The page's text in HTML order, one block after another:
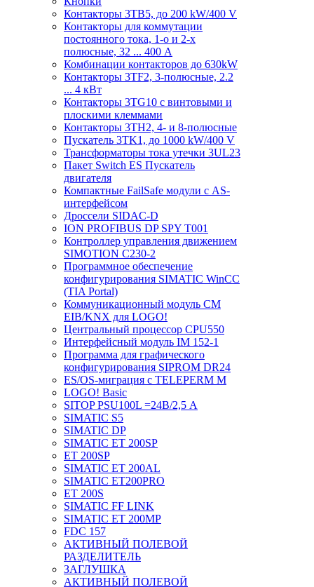
Контакторы 3TB5, до 200 kW/400 V
Контакторы для коммутации
постоянного тока, 1-о и 2-х
полюсные, 32 ... 400 A
Комбинации контакторов до 630kW
Контакторы 3TF2, 3-полюсные, 2.2
... 4 кВт
Контакторы 3TG10 c винтовыми и
плоскими клеммами
Контакторы 3TH2, 4- и 8-полюсные
Пускатель 3TK1, до 1000 kW/400 V
Трансформаторы тока утечки 3UL23
Пакет Switch ES Пускатель
двигателя
Компактные FailSafe модули с AS-
интерфейсом
Дроссели SIDAC-D
ION PROFIBUS DP SPY T001
Контроллер управления движением
SIMOTION C230-2
Программное обеспечение
конфигурирования SIMATIC WinCC
(TIA Portal)
Коммуникационный модуль CM
EIB/KNX для LOGO!
Центральный процессор CPU550
Интерфейсный модуль IM 152-1
Программа для графического
конфигурирования SIPROM DR24
ES/OS-миграция с TELEPERM M
LOGO! Basic
SITOP PSU100L =24В/2,5 A
SIMATIC S5
SIMATIC DP
SIMATIC ET 200SP
ET 200SP
SIMATIC ET 200AL
SIMATIC ET200PRO
ET 200S
SIMATIC FF LINK
SIMATIC ET 200MP
FDC 157
АКТИВНЫЙ ПОЛЕВОЙ
РАЗДЕЛИТЕЛЬ
ЗАГЛУШКА
АКТИВНЫЙ ПОЛЕВОЙ